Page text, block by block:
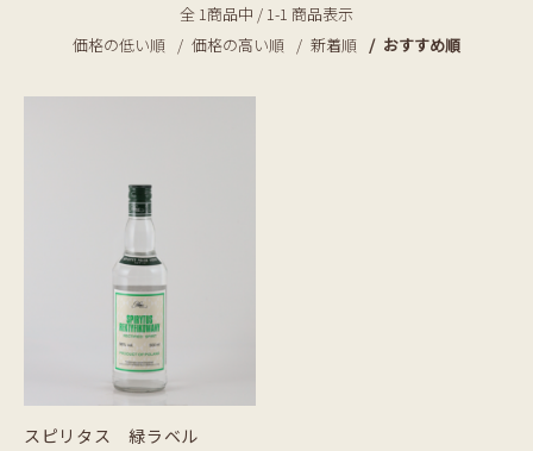
全 1商品中 / 1-1 商品表示
価格の低い順
価格の高い順 新着順 おすすめ順
スピリタス 緑ラベル